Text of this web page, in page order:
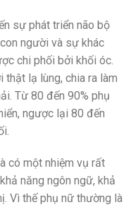
sự phát triển não bộ
người và sự khác
chi phối bởi khối óc.
thật lạ lùng, chia ra làm
Từ 80 đến 90% phụ
ngược lại 80 đến
có một nhiệm vụ rất
năng ngôn ngữ, khả
Vì thế phụ nữ thường là